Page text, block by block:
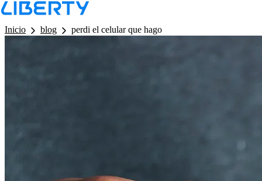
LB - Barra de Navegacion
Inicio
blog perdi el celular que hago